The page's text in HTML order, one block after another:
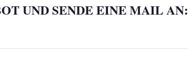
UND SENDE EINE MAIL AN: